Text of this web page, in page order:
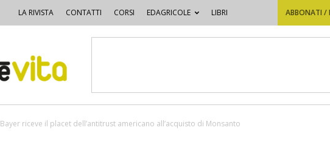
LA RIVISTA CONTATTI CORSI EDAGRICOLE LIBRI ABBONATI /
Bayer riceve il placet dell’antitrust americano all’acquisto di Monsanto